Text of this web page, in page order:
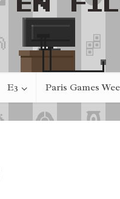
E3 Paris Games